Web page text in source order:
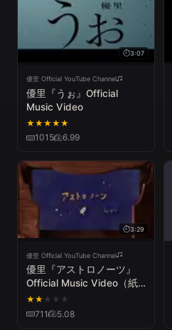
3:07
優里 Official YouTube Channel
優里『うぉ』Official
Music Video
★★★★★
1015 6.99
3:29
優里 Official YouTube Channel
優里『アストロノーツ』
Official Music Video（紙
芝居ミュージックビデオ）
★★ ★ ★ ★
711 5.08